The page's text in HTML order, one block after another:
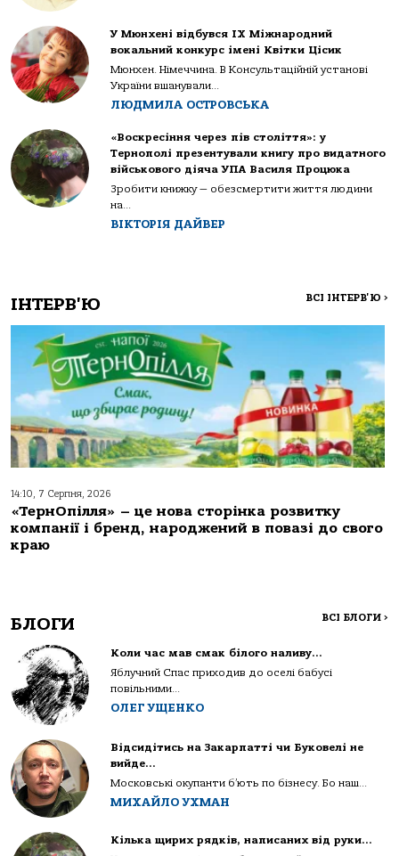
У Мюнхені відбувся IX Міжнародний
вокальний конкурс імені Квітки Цісик
Мюнхен. Німеччина. В Консультаційній установі
України вшанували...
ЛЮДМИЛА ОСТРОВСЬКА
«Воскресіння через пів століття»: у
Тернополі презентували книгу про видатного
військового діяча УПА Василя Процюка
Зробити книжку — обезсмертити життя людини
на...
ВІКТОРІЯ ДАЙВЕР
ІНТЕРВ'Ю ВСІ ІНТЕРВ'Ю >
14:10, 7 Серпня, 2026
«ТернОпілля» – це нова сторінка розвитку
компанії і бренд, народжений в повазі до свого
краю
БЛОГИ ВСІ БЛОГИ >
Коли час мав смак білого наливу…
Яблучний Спас приходив до оселі бабусі
повільними...
ОЛЕГ УЩЕНКО
Відсидітись на Закарпатті чи Буковелі не
вийде…
Московські окупанти б’ють по бізнесу. Бо наш...
МИХАЙЛО УХМАН
Кілька щирих рядків, написаних від руки…